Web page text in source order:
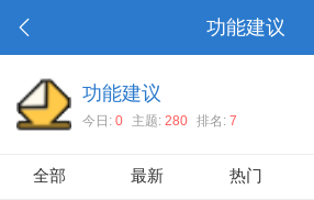
功能建议
功能建议
今日: 0 主题: 280 排名: 7
全部 最新 热门